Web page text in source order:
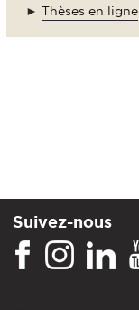
► Thèses en ligne
Suivez-nous